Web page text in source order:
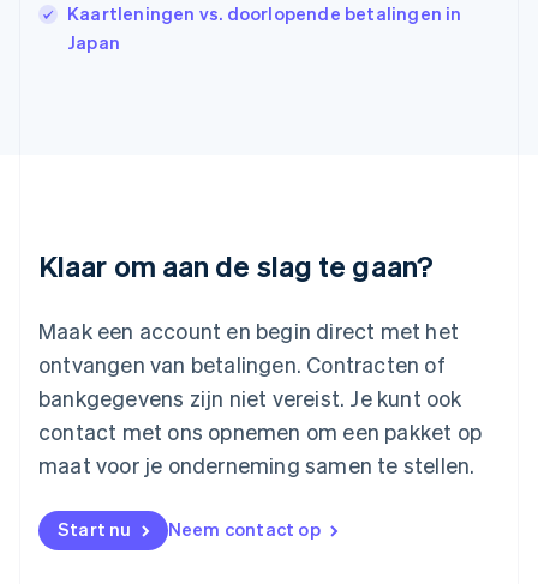
Kaartleningen vs. doorlopende betalingen in
Japan
Klaar om aan de slag te gaan?
Maak een account en begin direct met het
ontvangen van betalingen. Contracten of
bankgegevens zijn niet vereist. Je kunt ook
contact met ons opnemen om een pakket op
maat voor je onderneming samen te stellen.
Start nu Neem contact op
日本語English
Kroatië
FrançaisDeutschEnglish
English
Malta
English
Mexico
Nederland
NederlandsEnglish
English
Noorwegen